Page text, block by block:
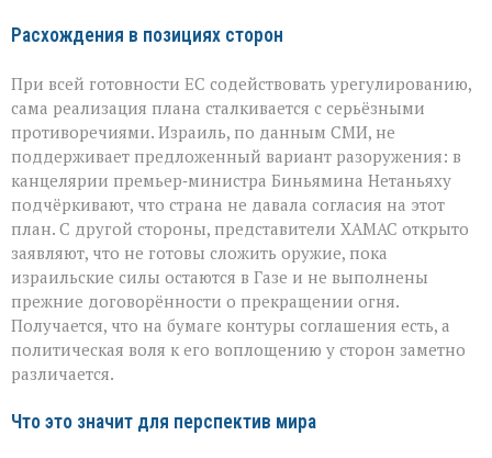
Расхождения в позициях сторон
При всей готовности ЕС содействовать урегулированию,
сама реализация плана сталкивается с серьёзными
противоречиями. Израиль, по данным СМИ, не
поддерживает предложенный вариант разоружения: в
канцелярии премьер‑министра Биньямина Нетаньяху
подчёркивают, что страна не давала согласия на этот
план. С другой стороны, представители ХАМАС открыто
заявляют, что не готовы сложить оружие, пока
израильские силы остаются в Газе и не выполнены
прежние договорённости о прекращении огня.
Получается, что на бумаге контуры соглашения есть, а
политическая воля к его воплощению у сторон заметно
различается.
Что это значит для перспектив мира